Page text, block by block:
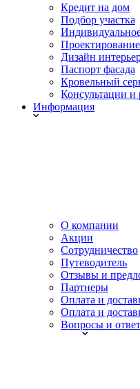
Кредит на дом
Подбор участка
Дизайн
Паспорт фасада
Кровельный
Консультации и
Информация
О компании
Акции
Сотрудничество
Путеводитель
Отзывы и
Партнеры
Оплата и
Оплата и
Вопросы и